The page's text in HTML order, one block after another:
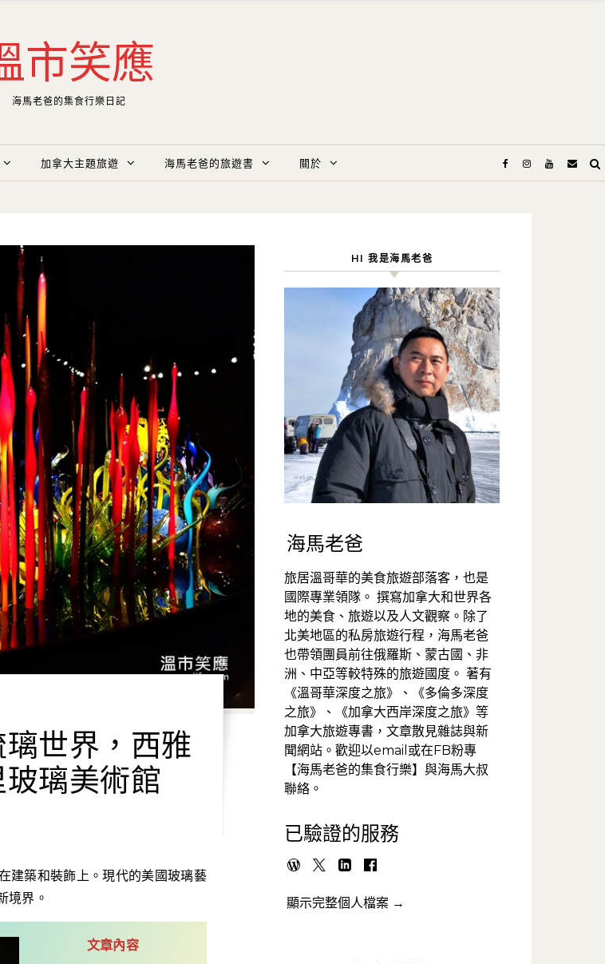
市笑應
海馬老爸的集食行樂日記
加拿大主題旅遊 海馬老爸的旅遊書 關於
世界，西雅
璃美術館
境界。
文章內容
HI 我是海馬老爸
海馬老爸
旅居溫哥華的美食旅遊部落客，也是
國際專業領隊。 撰寫加拿大和世界各
地的美食、旅遊以及人文觀察。除了
北美地區的私房旅遊行程，海馬老爸
也帶領團員前往俄羅斯、蒙古國、非
洲、中亞等較特殊的旅遊國度。 著有
《溫哥華深度之旅》、《多倫多深度
之旅》、《加拿大西岸深度之旅》等
加拿大旅遊專書，文章散見雜誌與新
聞網站。歡迎以email或在FB粉專
【海馬老爸的集食行樂】與海馬大叔
聯絡。
已驗證的服務
顯示完整個人檔案 →